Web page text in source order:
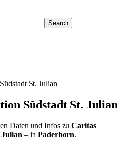
Search
St. Julian
Südstadt St. Julian
Daten und Infos zu Caritas
Julian – in Paderborn.